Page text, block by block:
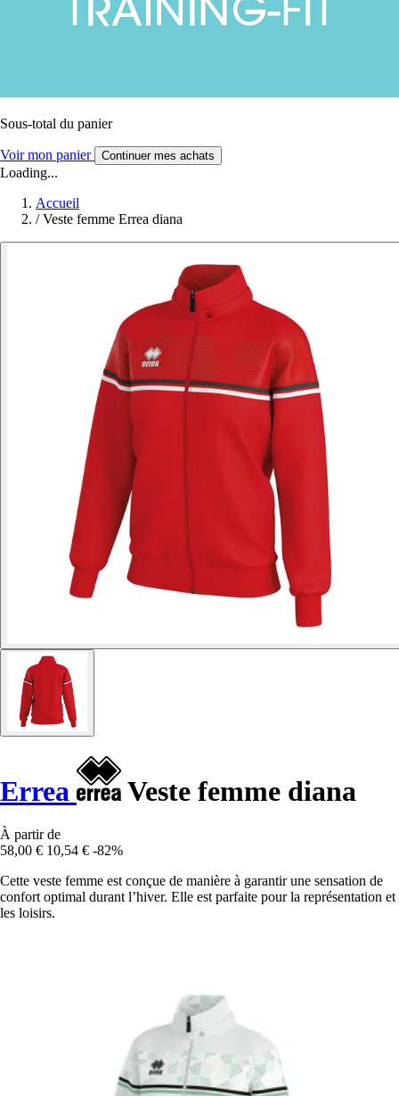
Sous-total du panier
Voir mon panier Continuer mes achats
Loading...
Accueil
/ Veste femme Errea diana
Errea Veste femme diana
À partir de
58,00 € 10,54 € -82%
Cette veste femme est conçue de manière à garantir une sensation de
confort optimal durant l’hiver. Elle est parfaite pour la représentation et
les loisirs.